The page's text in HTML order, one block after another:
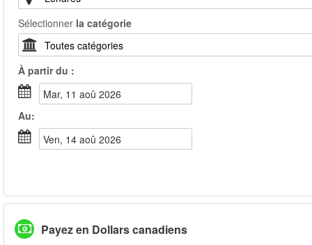
Sélectionner la catégorie
À partir du :
mar, 11 aoû 2026
Au:
ven, 14 aoû 2026
Payez en Dollars canadiens